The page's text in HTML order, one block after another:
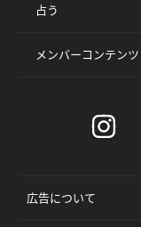
占う
メンバーコンテンツ
広告について